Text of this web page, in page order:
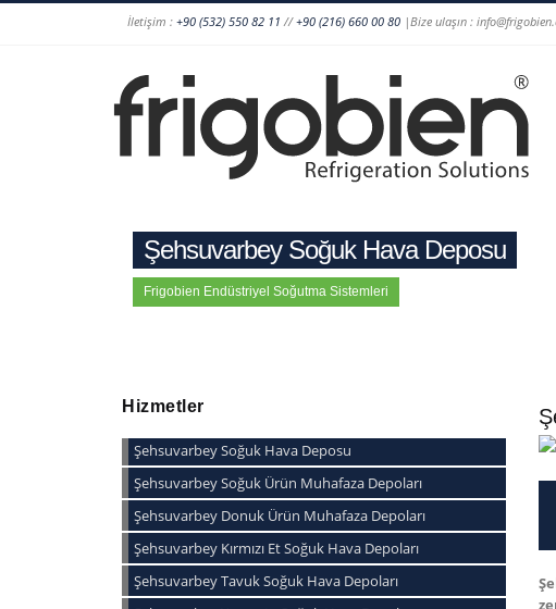
İletişim : +90 (532) 550 82 11 //+90 (216) 660 00 80 |Bize ulaşın :
Şehsuvarbey Soğuk Hava Deposu
Frigobien Endüstriyel Soğutma Sistemleri
Hizmetler
Şehsuvarbey Soğuk Hava Deposu
Şehsuvarbey Soğuk Ürün Muhafaza Depoları
Şehsuvarbey Donuk Ürün Muhafaza Depoları
Şehsuvarbey Kırmızı Et Soğuk Hava Depoları
Şehsuvarbey Tavuk Soğuk Hava Depoları